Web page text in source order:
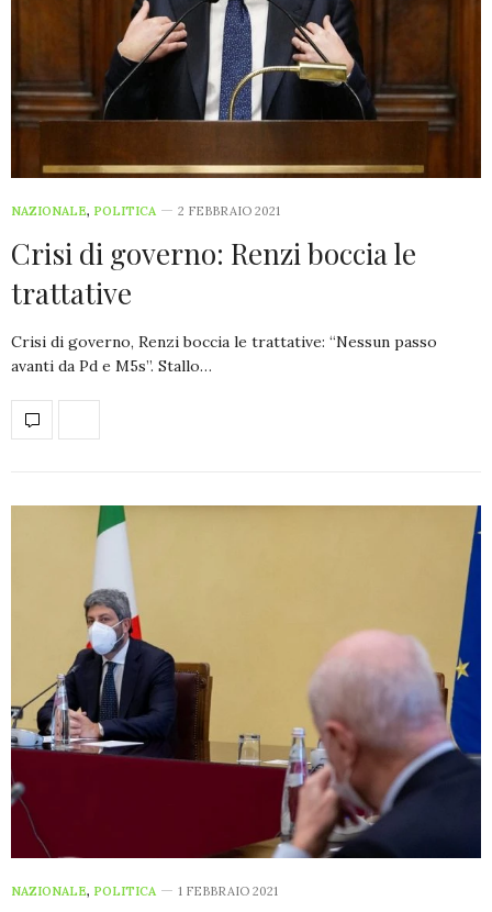
NAZIONALE, POLITICA 2 FEBBRAIO 2021
Crisi di governo: Renzi boccia le
trattative
Crisi di governo, Renzi boccia le trattative: “Nessun passo
avanti da Pd e M5s”. Stallo…
NAZIONALE, POLITICA 1 FEBBRAIO 2021